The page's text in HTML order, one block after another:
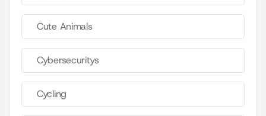
Cute Animals
Cybersecuritys
Cycling